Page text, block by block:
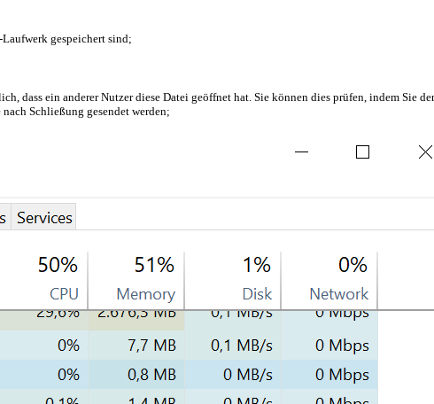
gespeichert sind;
dass ein anderer Nutzer diese Datei geöffnet hat. Sie können dies prüfen, indem Sie
Schließung gesendet werden;